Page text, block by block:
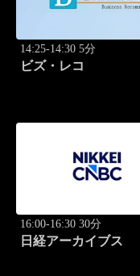
14:25-14:30 5分
ビズ・レコ
16:00-16:30 30分
日経アーカイブス